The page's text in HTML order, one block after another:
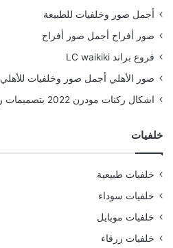
أجمل صور وخلفيات للطبيعة
صور أفراح أجمل صور أفراح
فروع براند LC waikiki
صور الأهلي أجمل صور وخلفيات للأهلي
اشكال ركنات مودرن 2022 بتصميمات رائعة
خلفيات
خلفيات طبيعية
خلفيات سوداء
خلفيات موبايل
خلفيات زرقاء